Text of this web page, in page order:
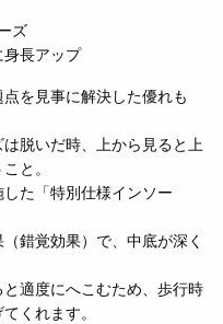
ズ
長アップ
を見事に解決した優れも
脱いだ時、上から見ると上
と。
た「特別仕様インソー
錯覚効果）で、中底が深く
適度にへこむため、歩行時
くれます。